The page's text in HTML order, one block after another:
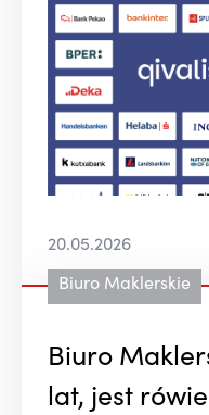
20.05.2026
Biuro Maklerskie
Biuro
lat, jest